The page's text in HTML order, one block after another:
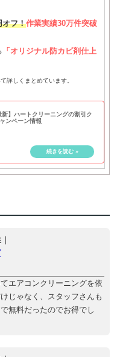
オフ！作業実績30万件突破
「オリジナル防カビ剤仕上
詳しくまとめています。
新】ハートクリーニングの割引ク
ンペーン情報
エアコンクリーニングを依
じゃなく、スタッフさんも
無料だったのでお得でし